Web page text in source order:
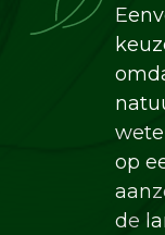
op
de